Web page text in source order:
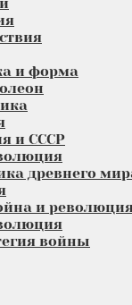
и форма
и СССР
древнего
и
войны